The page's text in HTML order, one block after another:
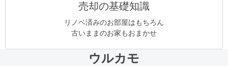
売却の基礎知識
リノベ済みのお部屋はもちろん
古いままのお家もおまかせ
ウルカモ